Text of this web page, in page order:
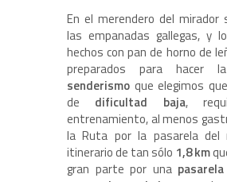
En el merendero del mirador
las empanadas gallegas, y
hechos con pan de horno de
preparados para hacer la
senderismo que elegimos
de dificultad baja,
entrenamiento, al menos
la Ruta por la pasarela del
itinerario de tan sólo 1,8 km
gran parte por una